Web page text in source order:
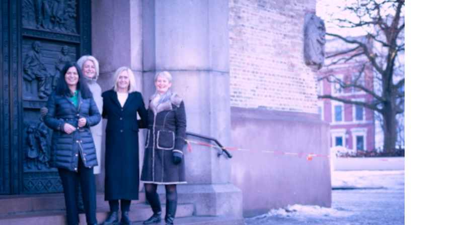
i norsk næringsliv, så slipper vi å ha den samme polemikken gang på gang.